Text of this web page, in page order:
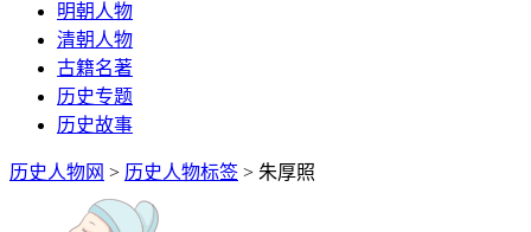
明朝人物
清朝人物
古籍名著
历史专题
历史故事
历史人物网 > 历史人物标签 > 朱厚照